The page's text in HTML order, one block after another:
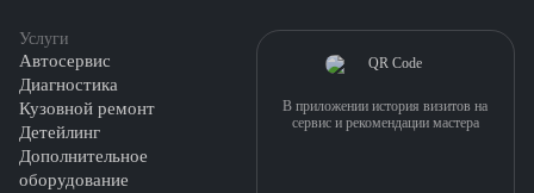
Услуги
Автосервис
Диагностика
Кузовной ремонт
Детейлинг
Дополнительное
оборудование
В приложении история визитов на
сервис и рекомендации мастера